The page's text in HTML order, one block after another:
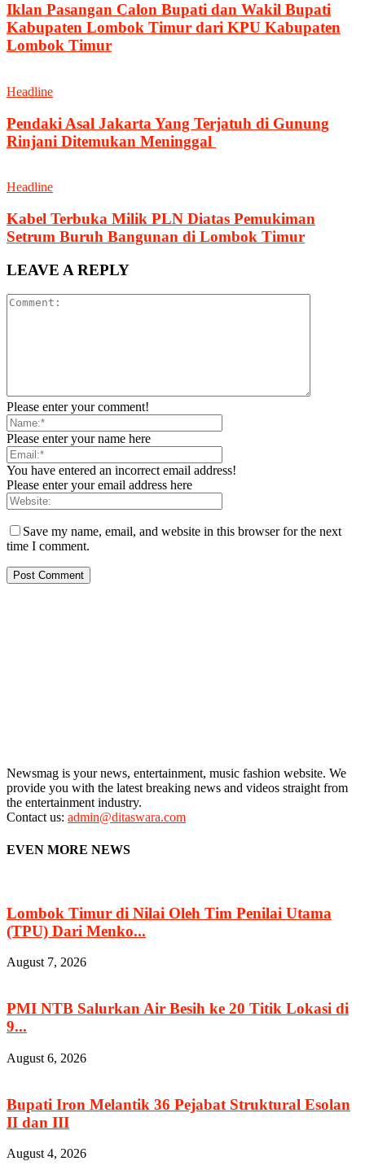
Iklan Pasangan Calon Bupati dan Wakil Bupati
Kabupaten Lombok Timur dari KPU Kabupaten
Lombok Timur
Headline
Pendaki Asal Jakarta Yang Terjatuh di Gunung
Rinjani Ditemukan Meninggal
Headline
Kabel Terbuka Milik PLN Diatas Pemukiman
Setrum Buruh Bangunan di Lombok Timur
LEAVE A REPLY
Please enter your comment!
Please enter your name here
You have entered an incorrect email address!
Please enter your email address here
Save my name, email, and website in this browser for the next
time I comment.
Newsmag is your news, entertainment, music fashion website. We
provide you with the latest breaking news and videos straight from
the entertainment industry.
Contact us: admin@ditaswara.com
EVEN MORE NEWS
Lombok Timur di Nilai Oleh Tim Penilai Utama
(TPU) Dari Menko...
August 7, 2026
PMI NTB Salurkan Air Besih ke 20 Titik Lokasi di
9...
August 6, 2026
Bupati Iron Melantik 36 Pejabat Struktural Esolan
II dan III
August 4, 2026